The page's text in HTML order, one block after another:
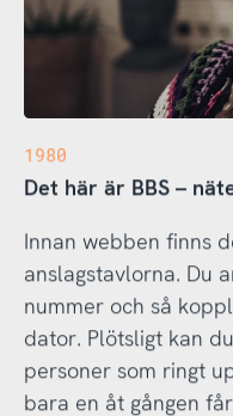
1980
Det här är BBS –
Innan webben finns
anslagstavlorna. Du
nummer och så
dator. Plötsligt kan
personer som ringt
bara en åt gången